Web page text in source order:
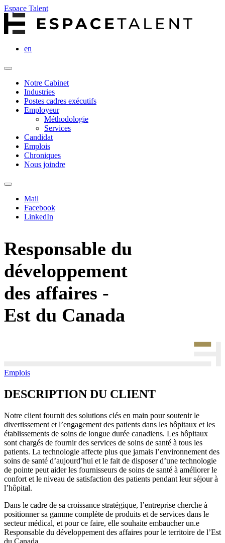
Espace Talent
en
Notre Cabinet
Industries
Postes cadres exécutifs
Employeur
Méthodologie
Services
Candidat
Emplois
Chroniques
Nous joindre
Mail
Facebook
LinkedIn
Responsable du
développement
des affaires -
Est du Canada
Emplois
DESCRIPTION DU CLIENT
Notre client fournit des solutions clés en main pour soutenir le
divertissement et l’engagement des patients dans les hôpitaux et les
établissements de soins de longue durée canadiens. Les hôpitaux
sont chargés de fournir des services de soins de santé à tous les
patients. La technologie affecte plus que jamais l’environnement des
soins de santé d’aujourd’hui et le fait de disposer d’une technologie
de pointe peut aider les fournisseurs de soins de santé à améliorer le
confort et le niveau de satisfaction des patients pendant leur séjour à
l’hôpital.
Dans le cadre de sa croissance stratégique, l’entreprise cherche à
positionner sa gamme complète de produits et de services dans le
secteur médical, et pour ce faire, elle souhaite embaucher un.e
Responsable du développement des affaires pour le territoire de l’Est
du Canada.